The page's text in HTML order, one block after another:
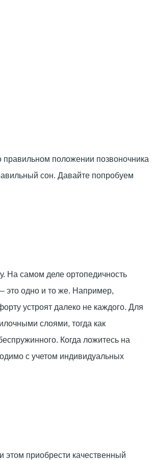
положении позвоночника
сон. Давайте попробуем
На самом деле ортопедичность
это одно и то же. Например,
устроят далеко не каждого. Для
слоями, тогда как
Когда ложитесь на
с учетом индивидуальных
этом приобрести качественный